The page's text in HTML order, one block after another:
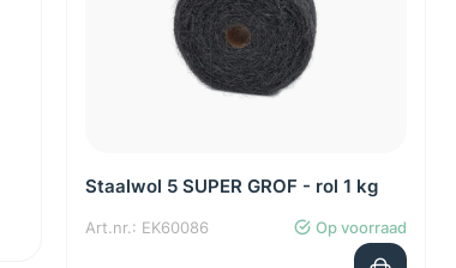
Staalwol 5 SUPER GROF - rol 1 kg
Art.nr.: EK60086 Op voorraad